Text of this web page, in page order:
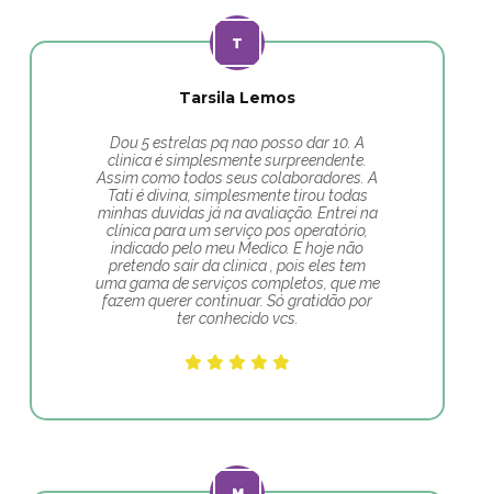
Tarsila Lemos
Dou 5 estrelas pq nao posso dar 10. A
clinica é simplesmente surpreendente.
Assim como todos seus colaboradores. A
Tati é divina, simplesmente tirou todas
minhas duvidas já na avaliação. Entrei na
clínica para um serviço pos operatório,
indicado pelo meu Medico. E hoje não
pretendo sair da clinica , pois eles tem
uma gama de serviços completos, que me
fazem querer continuar. Só gratidão por
ter conhecido vcs.